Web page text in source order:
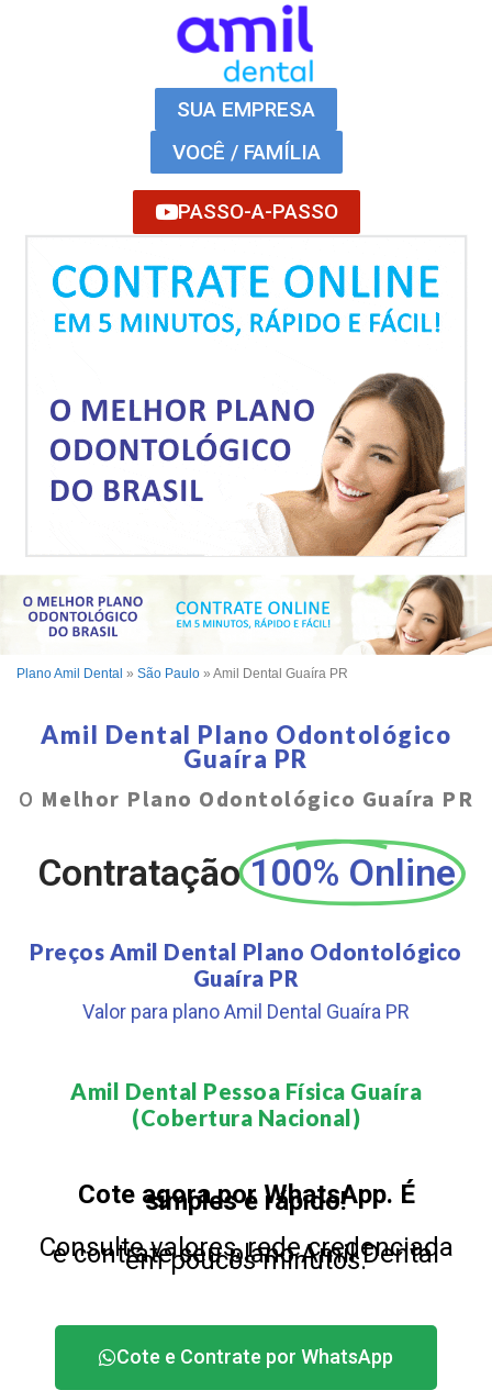
SUA EMPRESA
VOCÊ / FAMÍLIA
PASSO-A-PASSO
Plano Amil Dental » São Paulo » Amil Dental Guaíra PR
Amil Dental Plano Odontológico
Guaíra PR
O Melhor Plano Odontológico Guaíra PR
Contratação 100% Online
Preços Amil Dental Plano Odontológico
Guaíra PR
Valor para plano Amil Dental Guaíra PR
Amil Dental Pessoa Física Guaíra
(Cobertura Nacional)​
Cote agora por WhatsApp. É
simples e rápido!
Consulte valores, rede credenciada
e contrate seu plano Amil Dental
em poucos minutos.
Cote e Contrate por WhatsApp